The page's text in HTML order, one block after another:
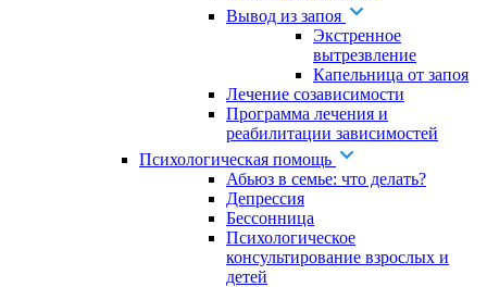
Вывод из запоя
Экстренное
вытрезвление
Капельница от запоя
Лечение созависимости
Программа лечения и
реабилитации зависимостей
Психологическая помощь
Абьюз в семье: что делать?
Депрессия
Бессонница
Психологическое
консультирование взрослых и
детей